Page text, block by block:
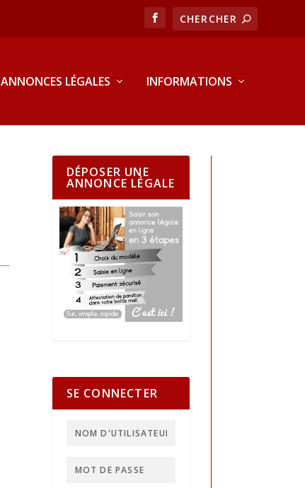
ANNONCES LÉGALES INFORMATIONS
DÉPOSER UNE
ANNONCE LÉGALE
SE CONNECTER